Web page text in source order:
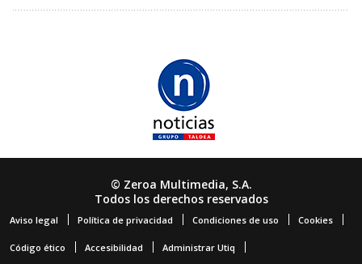
© Zeroa Multimedia, S.A.
Todos los derechos reservados
Aviso legal Política de privacidad Condiciones de uso Cookies
Código ético Accesibilidad Administrar Utiq